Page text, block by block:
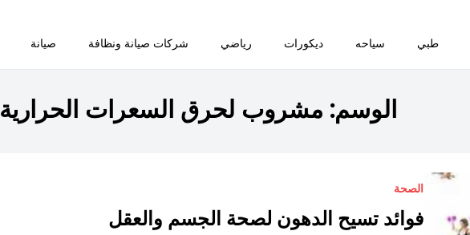
طبي سياحه ديكورات رياضي شركات صيانة ونظافة صيانة
الوسم: مشروب لحرق السعرات الحرارية
الصحة
فوائد تسيح الدهون لصحة الجسم والعقل